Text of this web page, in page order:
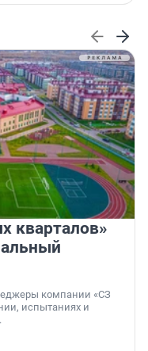
кварталов»
компании «СЗ
испытаниях и